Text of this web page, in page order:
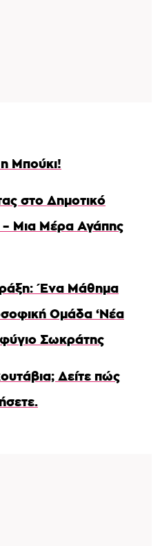
Μπούκι!
στο Δημοτικό
– Μια Μέρα Αγάπης
Ένα Μάθημα
Ομάδα ‘Νέα
Σωκράτης
Δείτε πώς